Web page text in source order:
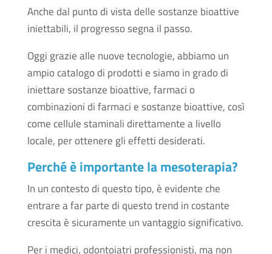
Anche dal punto di vista delle sostanze bioattive
iniettabili, il progresso segna il passo.
Oggi grazie alle nuove tecnologie, abbiamo un
ampio catalogo di prodotti e siamo in grado di
iniettare sostanze bioattive, farmaci o
combinazioni di farmaci e sostanze bioattive, così
come cellule staminali direttamente a livello
locale, per ottenere gli effetti desiderati.
Perché è importante la mesoterapia?
In un contesto di questo tipo, è evidente che
entrare a far parte di questo trend in costante
crescita è sicuramente un vantaggio significativo.
Per i medici, odontoiatri professionisti, ma non